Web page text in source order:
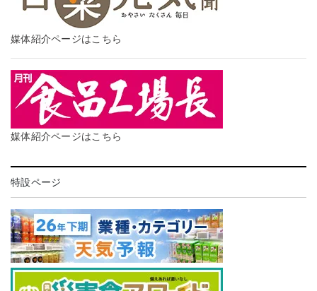
媒体紹介ページはこちら
媒体紹介ページはこちら
特設ページ